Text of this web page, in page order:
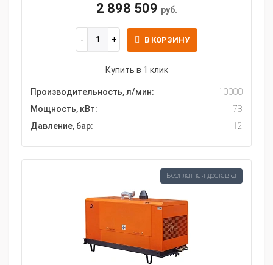
2 898 509 руб.
В КОРЗИНУ
Купить в 1 клик
Производительность, л/мин:
10000
Мощность, кВт:
78
Давление, бар:
12
Бесплатная доставка